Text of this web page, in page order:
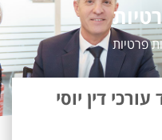
פרטיות
דין יוסי